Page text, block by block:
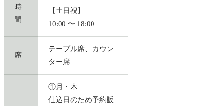
時
間
【土日祝】
10:00 〜 18:00
席
テーブル席、カウン
ター席
①月・木
仕込日のため予約販